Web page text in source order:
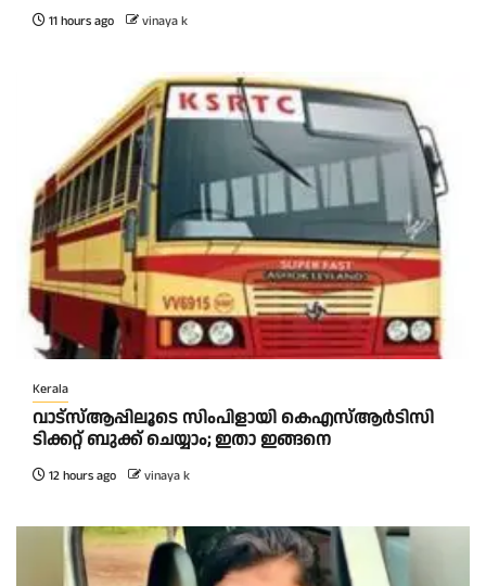
11 hours ago vinaya k
Kerala
വാട്‌സ്ആപ്പിലൂടെ സിംപിളായി കെഎസ്ആര്‍ടിസി
ടിക്കറ്റ് ബുക്ക് ചെയ്യാം; ഇതാ ഇങ്ങനെ
12 hours ago vinaya k